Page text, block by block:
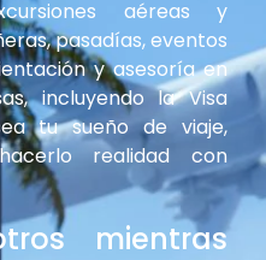
aéreas y
pasadías, eventos
y asesoría en
incluyendo la Visa
tu sueño de viaje,
realidad con
mientras